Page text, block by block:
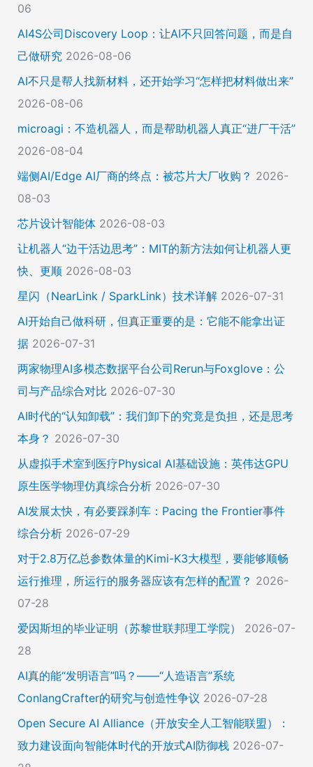
06
AI4S公司Discovery Loop：让AI不只回答问题，而是自
己做研究 2026-08-06
AI不只是帮人找新材料，还开始学习“怎样把材料做出来”
2026-08-06
microagi：不造机器人，而是帮助机器人真正“进厂干活”
2026-08-04
端侧AI/Edge AI厂商的终点：被芯片大厂收购？ 2026-
08-03
芯片设计智能体 2026-08-03
让机器人“边干活边思考”：MIT的新方法如何让机器人更
快、更顺 2026-08-03
星闪（NearLink / SparkLink）技术详解 2026-07-31
AI开始自己做科研，但真正重要的是：它能不能拿出证
据 2026-07-31
两家物理AI多模态数据平台公司Rerun与Foxglove：公
司与产品综合对比 2026-07-30
AI时代的“认知卸载”：我们卸下的究竟是负担，还是思考
本身？ 2026-07-30
从虚拟手术室到医疗Physical AI基础设施：英伟达GPU
原生医学物理仿真综合分析 2026-07-30
AI发展太快，有必要踩刹车：Pacing the Frontier事件
综合分析 2026-07-29
对于2.8万亿总参数体量的Kimi-K3大模型，要能够顺畅
运行推理，所运行的服务器应该有怎样的配置？ 2026-
07-28
爱因斯坦的毕业证明（苏黎世联邦理工学院）
2026-07-
28
AI真的能“发明语言”吗？——“人造语言”系统
ConlangCrafter的研究与创造性争议 2026-07-28
Open Secure AI Alliance（开放安全人工智能联盟）：
致力建设面向智能体时代的开放式AI防御栈 2026-07-